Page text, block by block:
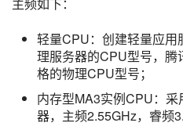
轻量CPU：创建轻量应
理服务器的CPU型号，
格的物理CPU型号；
内存型MA3实例CPU：
器，主频2.55GHz，睿频